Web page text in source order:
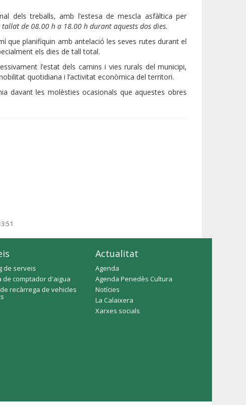
dels treballs, amb l’estesa de mescla asfàltica per
de 08.00 h a 18.00 h durant aquests dos dies.
que planifiquin amb antelació les seves rutes durant el
els dies de tall total.
l’estat dels camins i vies rurals del municipi,
quotidiana i l’activitat econòmica del territori.
davant les molèsties ocasionals que aquestes obres
de serveis
de comptador d'aigua
recàrrega de vehicles
Actualitat
Agenda
Agenda Penedès Cultura
Notícies
La Calaixera
Xarxes socials